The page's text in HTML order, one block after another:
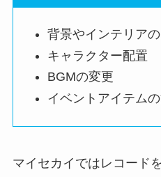
背景やインテリア
キャラクター配置
BGMの変更
イベントアイテム
マイセカイではレコード